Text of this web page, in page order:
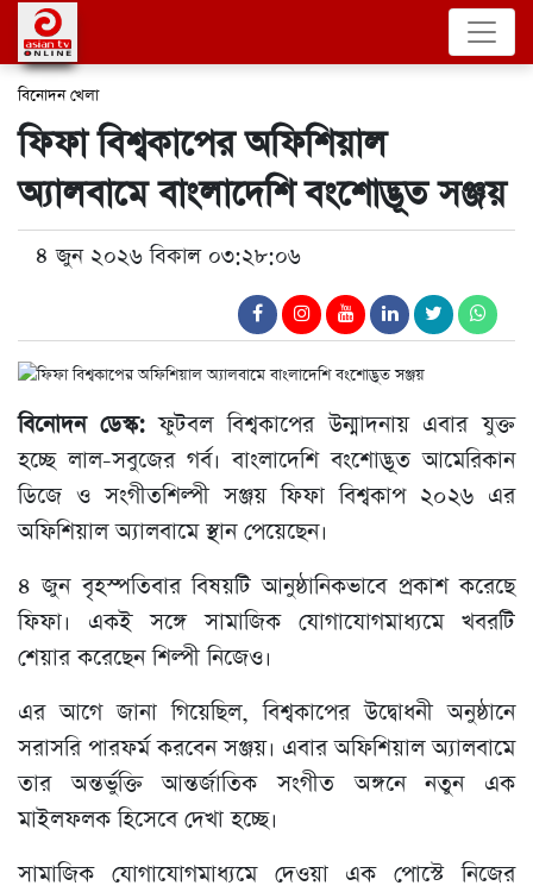
বিনোদন খেলা
ফিফা বিশ্বকাপের অফিশিয়াল
অ্যালবামে বাংলাদেশি বংশোদ্ভূত সঞ্জয়
৪ জুন ২০২৬ বিকাল ০৩:২৮:০৬
বিনোদন ডেস্ক:ফুটবল বিশ্বকাপের উন্মাদনায় এবার যুক্ত
হচ্ছে লাল-সবুজের গর্ব। বাংলাদেশি বংশোদ্ভূত আমেরিকান
ডিজে ও সংগীতশিল্পী সঞ্জয় ফিফা বিশ্বকাপ ২০২৬ এর
অফিশিয়াল অ্যালবামে স্থান পেয়েছেন।
৪ জুন বৃহস্পতিবার বিষয়টি আনুষ্ঠানিকভাবে প্রকাশ করেছে
ফিফা। একই সঙ্গে সামাজিক যোগাযোগমাধ্যমে খবরটি
শেয়ার করেছেন শিল্পী নিজেও।
এর আগে জানা গিয়েছিল, বিশ্বকাপের উদ্বোধনী অনুষ্ঠানে
সরাসরি পারফর্ম করবেন সঞ্জয়। এবার অফিশিয়াল অ্যালবামে
তার অন্তর্ভুক্তি আন্তর্জাতিক সংগীত অঙ্গনে নতুন এক
মাইলফলক হিসেবে দেখা হচ্ছে।
সামাজিক যোগাযোগমাধ্যমে দেওয়া এক পোস্টে নিজের